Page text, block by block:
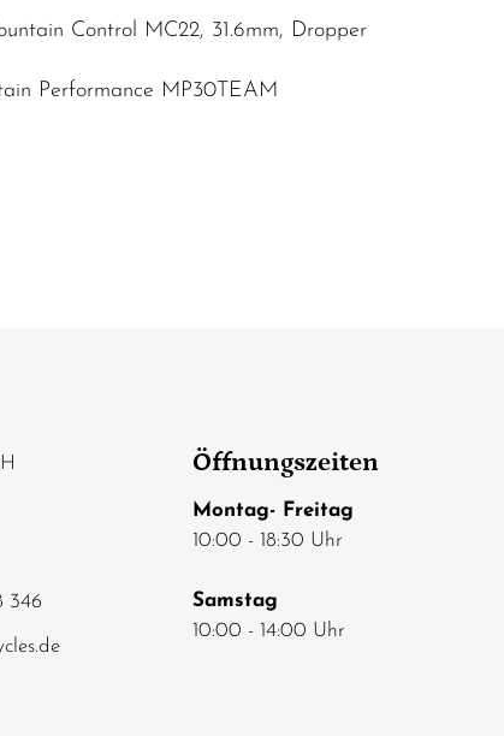
Control MC22, 31.6mm, Dropper
Performance MP30TEAM
346
Öffnungszeiten
Montag- Freitag
10:00 - 18:30 Uhr
Samstag
10:00 - 14:00 Uhr